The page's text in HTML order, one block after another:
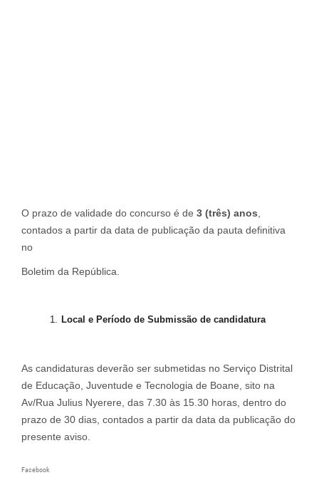
O prazo de validade do concurso é de 3 (três) anos
contados a partir da data de publicação da pauta definitiva
no
Boletim da República.
Local e Período de Submissão de candidatura
As candidaturas deverão ser submetidas no Serviço Distrital
de Educação, Juventude e Tecnologia de Boane, sito na
Av/Rua Julius Nyerere, das 7.30 às 15.30 horas, dentro do
prazo de 30 dias, contados a partir da data da publicação do
presente aviso.
Facebook